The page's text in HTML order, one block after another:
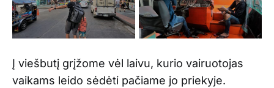
Į viešbutį grįžome vėl laivu, kurio vairuotojas
vaikams leido sėdėti pačiame jo priekyje.